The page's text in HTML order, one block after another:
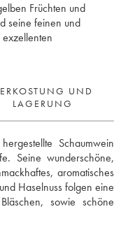
Früchten und
seine feinen und
UND
LAGERUNG
Schaumwein
Seine wunderschöne,
aromatisches
Haselnuss folgen eine
sowie schöne